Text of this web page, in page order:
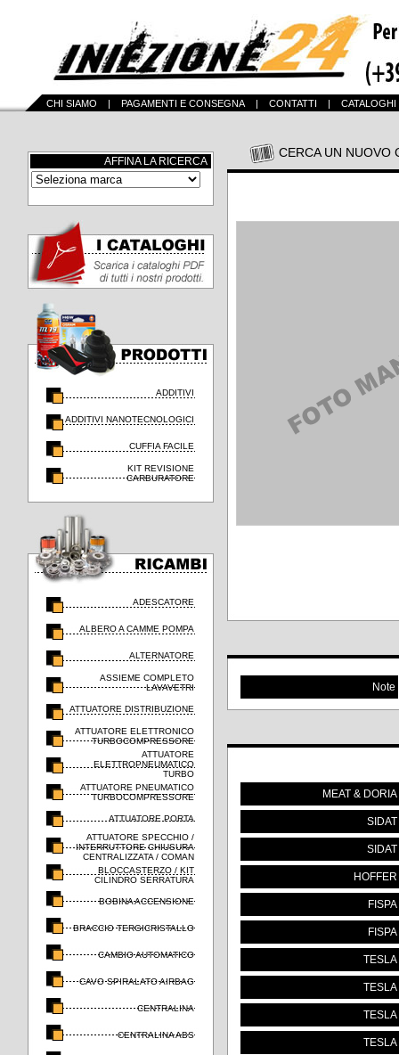
CHI SIAMO | PAGAMENTI E CONSEGNA| CONTATTI | CATALOGHI
AFFINA LA RICERCA
ADDITIVI
ADDITIVI NANOTECNOLOGICI
CUFFIA FACILE
KIT REVISIONE
CARBURATORE
ADESCATORE
ALBERO A CAMME POMPA
ALTERNATORE
ASSIEME COMPLETO
LAVAVETRI
ATTUATORE DISTRIBUZIONE
ATTUATORE ELETTRONICO
TURBOCOMPRESSORE
ATTUATORE
ELETTROPNEUMATICO
TURBO
ATTUATORE PNEUMATICO
TURBOCOMPRESSORE
ATTUATORE PORTA
ATTUATORE SPECCHIO /
INTERRUTTORE CHIUSURA
CENTRALIZZATA / COMAN
BLOCCASTERZO / KIT
CILINDRO SERRATURA
BOBINA ACCENSIONE
BRACCIO TERGICRISTALLO
CAMBIO AUTOMATICO
CAVO SPIRALATO AIRBAG
CENTRALINA
CENTRALINA ABS
CERCA UN NUOVO
Note
MEAT & DORIA
SIDAT
SIDAT
HOFFER
FISPA
FISPA
TESLA
TESLA
TESLA
TESLA